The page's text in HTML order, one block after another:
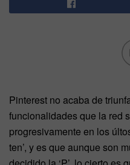
Pinterest no acaba de
funcionalidades que la red
progresivamente en los
ten’, y es que aunque son